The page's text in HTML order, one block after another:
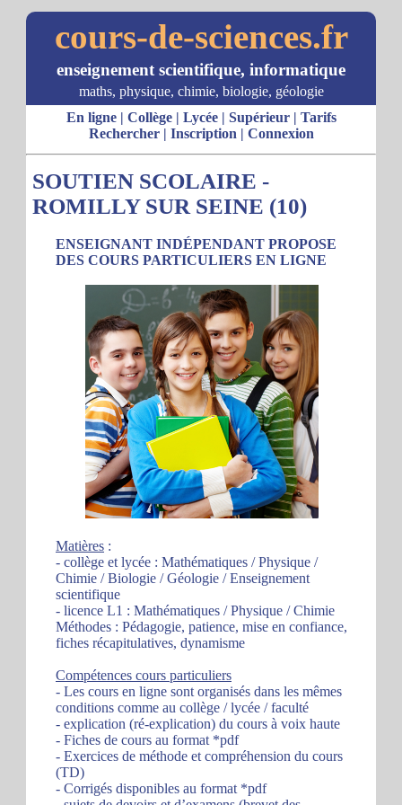
cours-de-sciences.fr
enseignement scientifique, informatique
maths, physique, chimie, biologie, géologie
En ligne| Collège| Lycée| Supérieur| Tarifs
Rechercher| Inscription | Connexion
SOUTIEN SCOLAIRE -
ROMILLY SUR SEINE (10)
ENSEIGNANT INDÉPENDANT PROPOSE
DES COURS PARTICULIERS EN LIGNE
Matières :
- collège et lycée : Mathématiques / Physique /
Chimie / Biologie / Géologie / Enseignement
scientifique
- licence L1 : Mathématiques / Physique / Chimie
Méthodes : Pédagogie, patience, mise en confiance,
fiches récapitulatives, dynamisme
Compétences cours particuliers
- Les cours en ligne sont organisés dans les mêmes
conditions comme au collège / lycée / faculté
- explication (ré-explication) du cours à voix haute
- Fiches de cours au format *pdf
- Exercices de méthode et compréhension du cours
(TD)
- Corrigés disponibles au format *pdf